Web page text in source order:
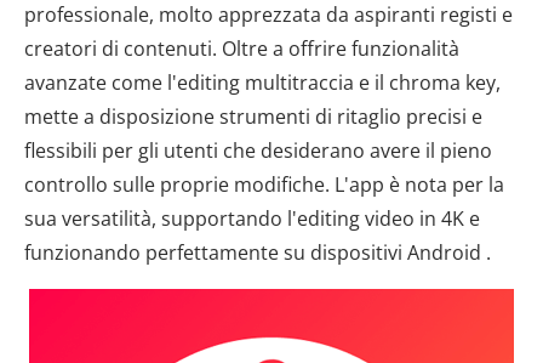
professionale, molto apprezzata da aspiranti registi e
creatori di contenuti. Oltre a offrire funzionalità
avanzate come l'editing multitraccia e il chroma key,
mette a disposizione strumenti di ritaglio precisi e
flessibili per gli utenti che desiderano avere il pieno
controllo sulle proprie modifiche. L'app è nota per la
sua versatilità, supportando l'editing video in 4K e
funzionando perfettamente su dispositivi Android .